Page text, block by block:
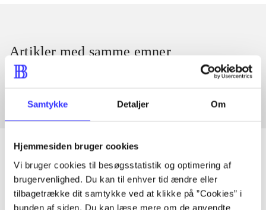
Samtykke Detaljer Om
Hjemmesiden bruger cookies
Vi bruger cookies til besøgsstatistik og optimering af
brugervenlighed. Du kan til enhver tid ændre eller
tilbagetrække dit samtykke ved at klikke på ”Cookies” i
bunden af siden. Du kan læse mere om de anvendte
Artikler med samme emner
Fra
Artikler
Alle registrerede artikler fordelt på udgivelser